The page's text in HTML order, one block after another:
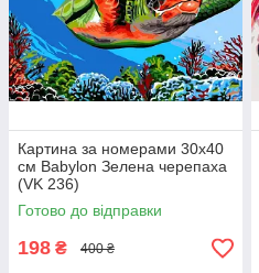
Картина за номерами 30х40
см Babylon Зелена черепаха
(VK 236)
Готово до відправки
198 ₴ 400 ₴